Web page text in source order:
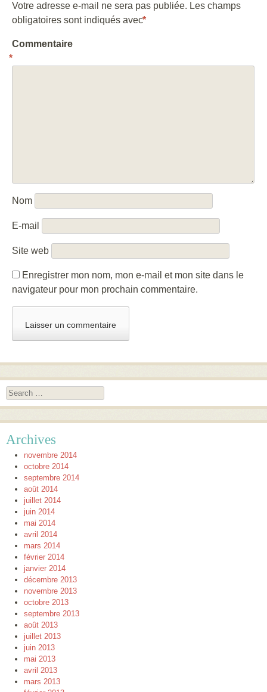
Votre adresse e-mail ne sera pas publiée. Les champs
obligatoires sont indiqués avec*
Commentaire
*
Nom
E-mail
Site web
Enregistrer mon nom, mon e-mail et mon site dans le
navigateur pour mon prochain commentaire.
Search
Archives
novembre 2014
octobre 2014
septembre 2014
août 2014
juillet 2014
juin 2014
mai 2014
avril 2014
mars 2014
février 2014
janvier 2014
décembre 2013
novembre 2013
octobre 2013
septembre 2013
août 2013
juillet 2013
juin 2013
mai 2013
avril 2013
mars 2013